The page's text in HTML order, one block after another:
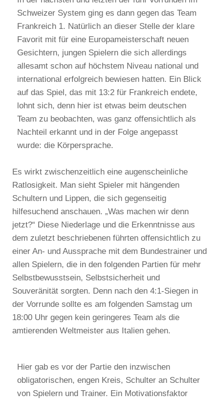
Schweizer System ging es dann gegen das Team
Frankreich 1. Natürlich an dieser Stelle der klare
Favorit mit für eine Europameisterschaft neuen
Gesichtern, jungen Spielern die sich allerdings
allesamt schon auf höchstem Niveau national und
international erfolgreich bewiesen hatten. Ein Blick
auf das Spiel, das mit 13:2 für Frankreich endete,
lohnt sich, denn hier ist etwas beim deutschen
Team zu beobachten, was ganz offensichtlich als
Nachteil erkannt und in der Folge angepasst
wurde: die Körpersprache.
Es wirkt zwischenzeitlich eine augenscheinliche
Ratlosigkeit. Man sieht Spieler mit hängenden
Schultern und Lippen, die sich gegenseitig
hilfesuchend anschauen. „Was machen wir denn
jetzt?“ Diese Niederlage und die Erkenntnisse aus
dem zuletzt beschriebenen führten offensichtlich zu
einer An- und Aussprache mit dem Bundestrainer und
allen Spielern, die in den folgenden Partien für mehr
Selbstbewusstsein, Selbstsicherheit und
Souveränität sorgten. Denn nach den 4:1-Siegen in
der Vorrunde sollte es am folgenden Samstag um
18:00 Uhr gegen kein geringeres Team als die
amtierenden Weltmeister aus Italien gehen.
Hier gab es vor der Partie den inzwischen
obligatorischen, engen Kreis, Schulter an Schulter
von Spielern und Trainer. Ein Motivationsfaktor